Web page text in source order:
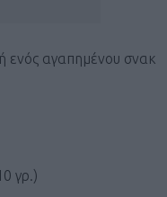
ενός αγαπημένου σνακ
γρ.)